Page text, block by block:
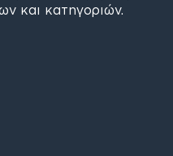
και κατηγοριών.